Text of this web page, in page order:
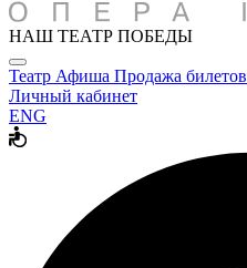
НАШ ТЕАТР ПОБЕДЫ
Театр Афиша Продажа билетов
Личный кабинет
ENG